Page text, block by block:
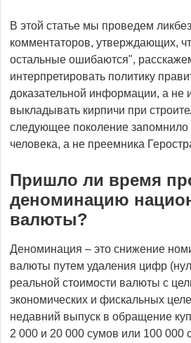
В этой статье мы проведем
комментаторов, утверждающих,
остальные ошибаются",
интерпретировать политику
доказательной информации, а не
выкладывать кирпичи при
следующее поколение запомнило
человека, а не преемника
Пришло ли время
деноминацию
валюты?
Деноминация – это снижение
валюты путем удаления цифр
реальной стоимости валюты с
экономических и фискальных
недавний выпуск в обращение
2 000 и 20 000 сумов или 100 000